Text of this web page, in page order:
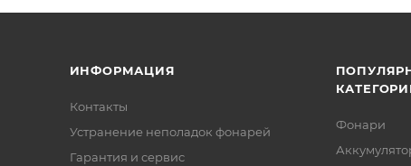
ИНФОРМАЦИЯ
Контакты
Устранение неполадок фонарей
Гарантия и сервис
Фонари